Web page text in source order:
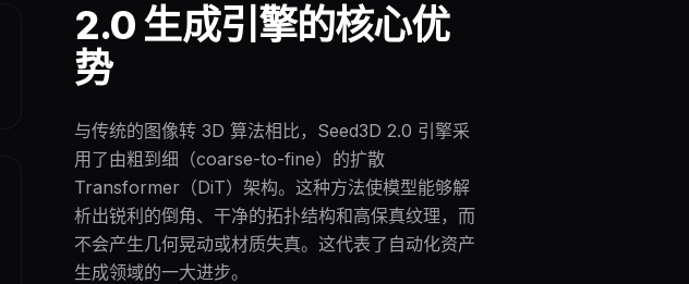
2.0 生成引擎的核心优
势
与传统的图像转 3D 算法相比，Seed3D 2.0 引擎采
用了由粗到细（coarse-to-fine）的扩散
Transformer（DiT）架构。这种方法使模型能够解
析出锐利的倒角、干净的拓扑结构和高保真纹理，而
不会产生几何晃动或材质失真。这代表了自动化资产
生成领域的一大进步。